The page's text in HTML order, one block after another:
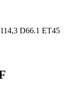
D66.1 ET45